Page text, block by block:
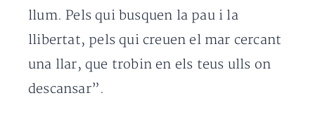
llum. Pels qui busquen la pau i la
llibertat, pels qui creuen el mar cercant
una llar, que trobin en els teus ulls on
descansar”.